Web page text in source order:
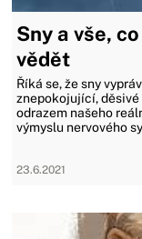
Sny a vše,
vědět
Říká se, že sny
znepokojující, děsivé
odrazem našeho
výmyslu nervového
23.6.2021